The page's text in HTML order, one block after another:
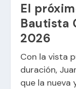
El
Bautista
2026
Con la vista
duración,
que la nueva